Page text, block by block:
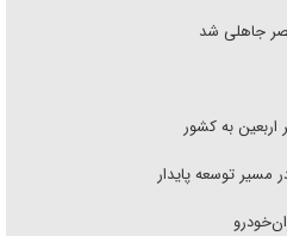
جاهلی شد
مسیر توسعه پایدار